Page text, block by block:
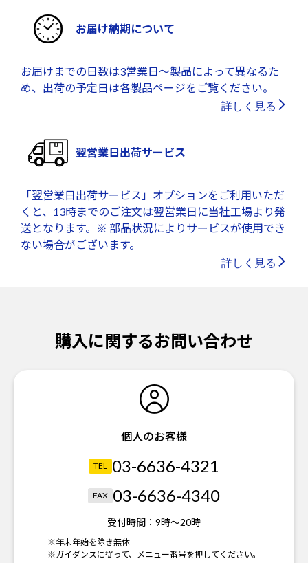
お届け納期について
お届けまでの日数は3営業日～製品によって異なるた
め、出荷の予定日は各製品ページをご覧ください。
詳しく見る
翌営業日出荷サービス
「翌営業日出荷サービス」オプションをご利用いただ
くと、13時までのご注文は翌営業日に当社工場より発
送となります。※ 部品状況によりサービスが使用でき
ない場合がございます。
詳しく見る
購入に関するお問い合わせ
個人のお客様
TEL 03-6636-4321
FAX 03-6636-4340
受付時間： 9時～20時
※年末年始を除き無休
※ガイダンスに従って、メニュー番号を押してください。